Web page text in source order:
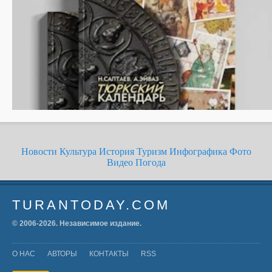
Новости Культура История Туризм Инфографика Фото
Видео Погода
TURANTODAY.COM
© 2006-2026. Независимое издание.
О НАС АВТОРЫ КОНТАКТЫ RSS